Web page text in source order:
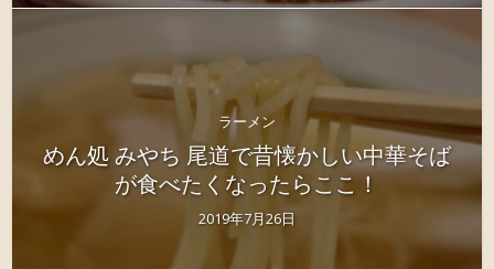
ラーメン
めん処 みやち 尾道で昔懐かしい中華そば
が食べたくなったらここ！
2019年7月26日